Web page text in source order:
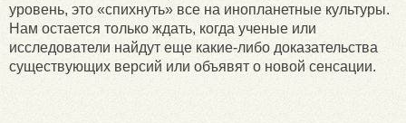
уровень, это «спихнуть» все на инопланетные культуры.
Нам остается только ждать, когда ученые или
исследователи найдут еще какие-либо доказательства
существующих версий или объявят о новой сенсации.